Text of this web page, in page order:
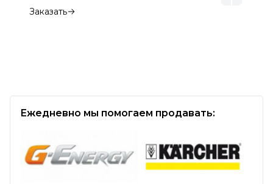
Заказать
Ежедневно мы помогаем продавать: